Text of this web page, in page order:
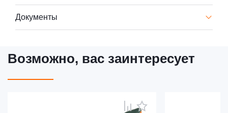
Документы
Возможно, вас заинтересует